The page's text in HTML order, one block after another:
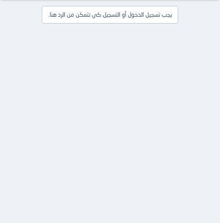
يجب تسجيل الدخول أو التسجيل كي تتمكن من الرد هنا.